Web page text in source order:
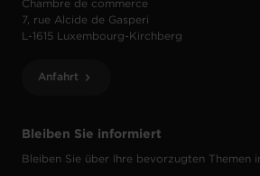
Bleiben Sie informiert
Bleiben Sie über Ihre bevorzugten Themen
Chambre de commerce
7, rue Alcide de Gasperi
L-1615 Luxembourg-Kirchberg
Anfahrt